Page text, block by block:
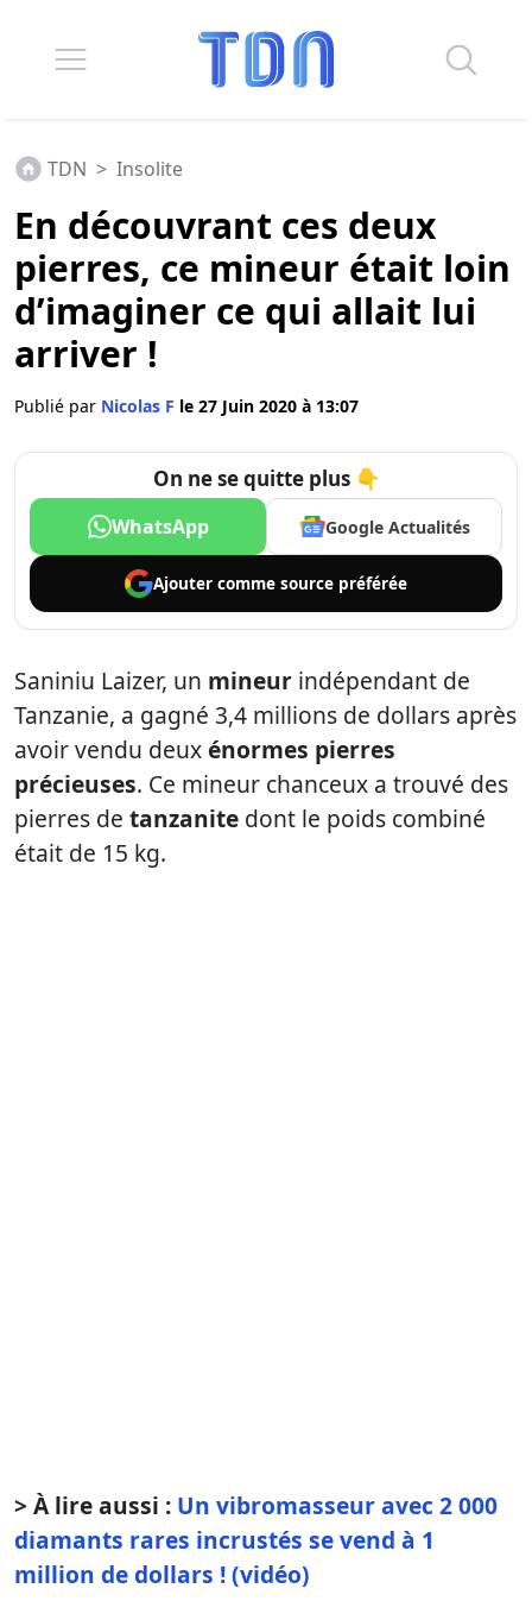
TDN > Insolite
En découvrant ces deux
pierres, ce mineur était loin
d’imaginer ce qui allait lui
arriver !
Publié par Nicolas F le 27 Juin 2020 à 13:07
On ne se quitte plus 👇
WhatsApp Google Actualités
Ajouter comme source préférée
Saniniu Laizer, un mineur indépendant de
Tanzanie, a gagné 3,4 millions de dollars après
avoir vendu deuxénormes pierres
précieuses. Ce mineur chanceux a trouvé des
pierres de tanzanite dont le poids combiné
était de 15 kg.
> À lire aussi : Un vibromasseur avec 2 000
diamants rares incrustés se vend à 1
million de dollars ! (vidéo)